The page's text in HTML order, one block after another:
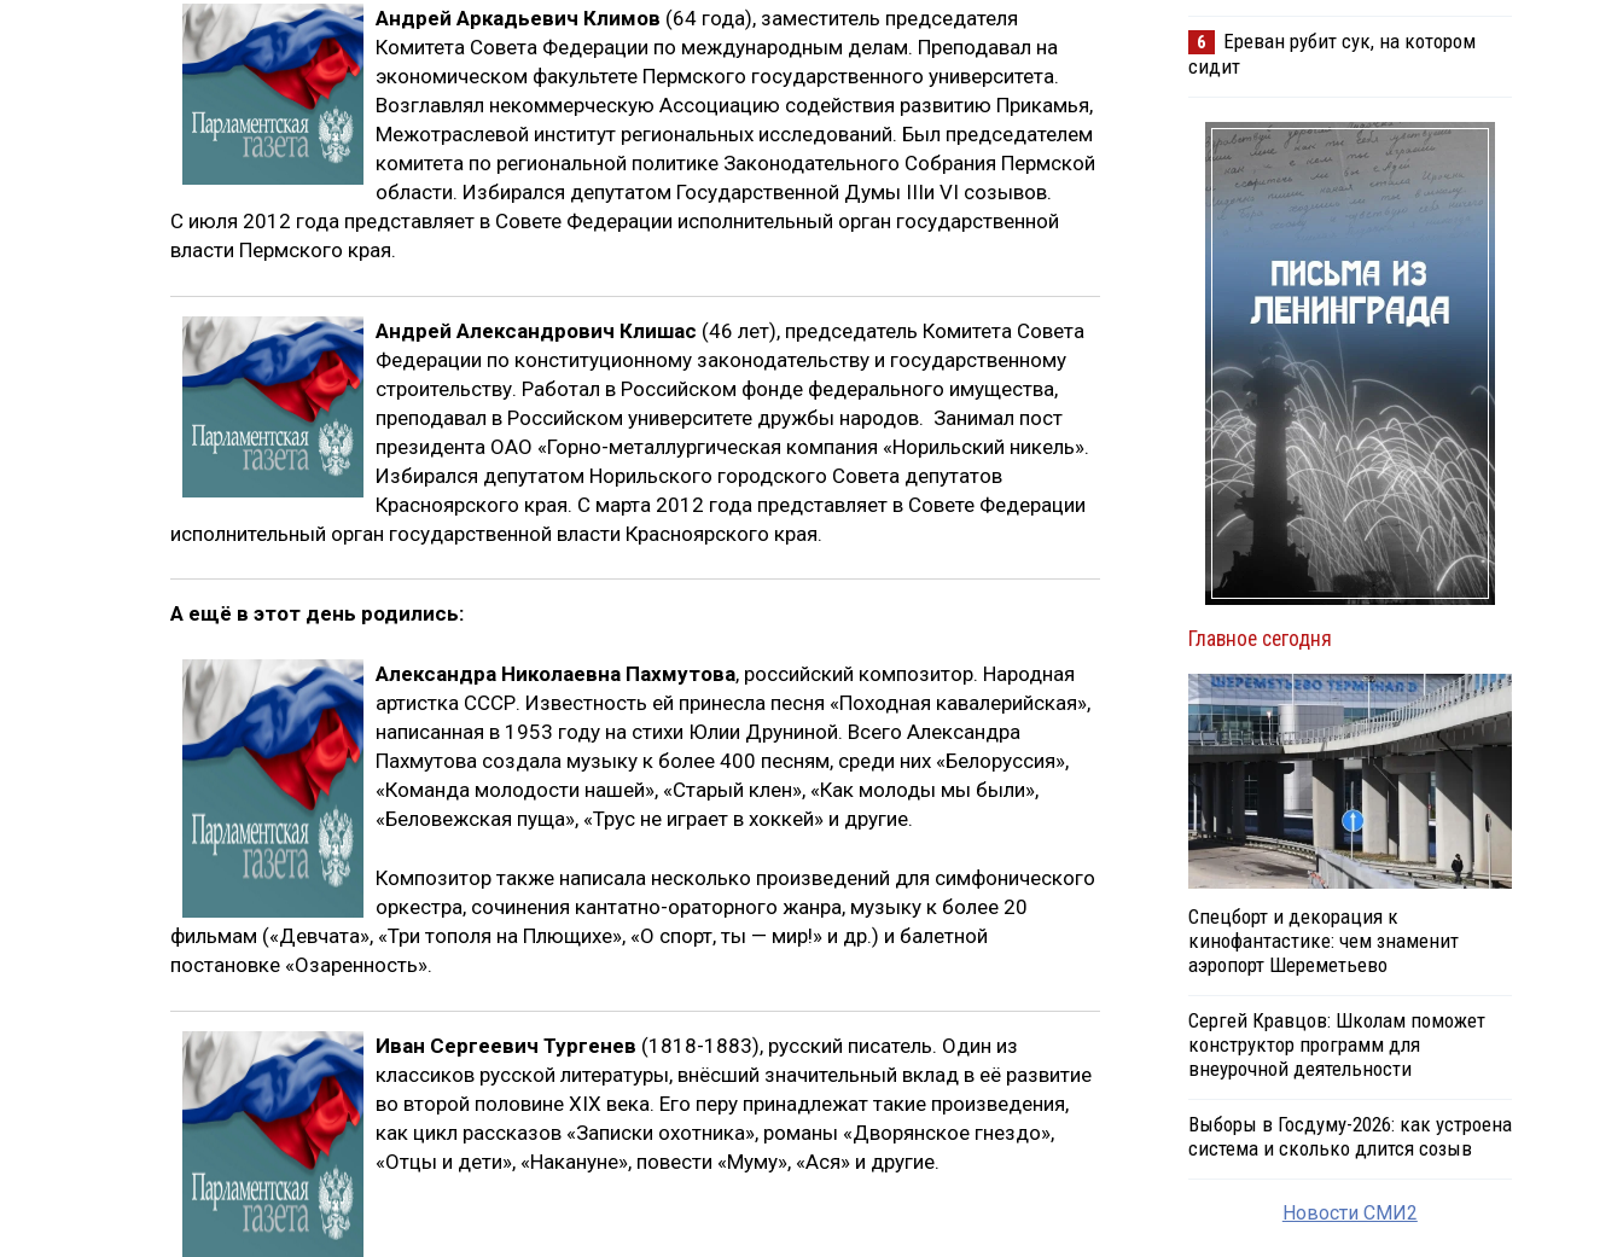
Андрей Аркадьевич Климов (64 года), заместитель председателя
Комитета Совета Федерации по международным делам. Преподавал на
экономическом факультете Пермского государственного университета.
Возглавлял некоммерческую Ассоциацию содействия развитию Прикамья,
Межотраслевой институт региональных исследований. Был председателем
комитета по региональной политике Законодательного Собрания Пермской
области. Избирался депутатом Государственной Думы IIIи VI созывов.
С июля 2012 года представляет в Совете Федерации исполнительный орган государственной
власти Пермского края.
Андрей Александрович Клишас (46 лет), председатель Комитета Совета
Федерации по конституционному законодательству и государственному
строительству. Работал в Российском фонде федерального имущества,
преподавал в Российском университете дружбы народов. Занимал пост
президента ОАО «Горно-металлургическая компания «Норильский никель».
Избирался депутатом Норильского городского Совета депутатов
Красноярского края. С марта 2012 года представляет в Совете Федерации
исполнительный орган государственной власти Красноярского края.
А ещё в этот день родились:
Александра Николаевна Пахмутова, российский композитор. Народная
артистка СССР. Известность ей принесла песня «Походная кавалерийская»,
написанная в 1953 году на стихи Юлии Друниной. Всего Александра
Пахмутова создала музыку к более 400 песням, среди них «Белоруссия»,
«Команда молодости нашей», «Старый клен», «Как молоды мы были»,
«Беловежская пуща», «Трус не играет в хоккей» и другие.
Композитор также написала несколько произведений для симфонического
оркестра, сочинения кантатно-ораторного жанра, музыку к более 20
фильмам («Девчата», «Три тополя на Плющихе», «О спорт, ты — мир!» и др.) и балетной
постановке «Озаренность».
Иван Сергеевич Тургенев (1818-1883), русский писатель. Один из
классиков русской литературы, внёсший значительный вклад в её развитие
во второй половине XIX века. Его перу принадлежат такие произведения,
как цикл рассказов «Записки охотника», романы «Дворянское гнездо»,
«Отцы и дети», «Накануне», повести «Муму», «Ася» и другие.
6
Ереван рубит сук, на котором
сидит
Главное сегодня
Спецборт и декорация к
кинофантастике: чем знаменит
аэропорт Шереметьево
Сергей Кравцов: Школам поможет
конструктор программ для
внеурочной деятельности
Выборы в Госдуму-2026: как устроена
система и сколько длится созыв
Новости СМИ2